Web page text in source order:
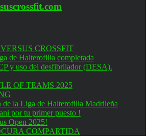
CROSSFIT
de Halterofilia completada
y uso del desfibrilador (DESA).
OF TEAMS 2025
de la Liga de Halterofilia Madrileña
por tu primer puesto !
Open 2025!
COMPARTIDA